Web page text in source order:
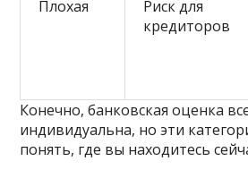
Плохая
Риск для
кредиторов
Конечно, банковская оценка
индивидуальна, но эти
понять, где вы находитесь